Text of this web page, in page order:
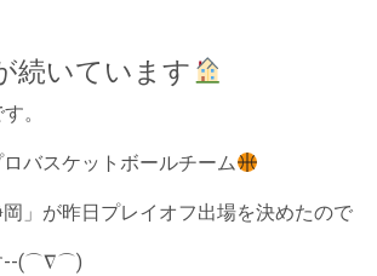
続いています
。
バスケットボールチーム
岡」が昨日プレイオフ出場を決めたので
--(⌒∇⌒)